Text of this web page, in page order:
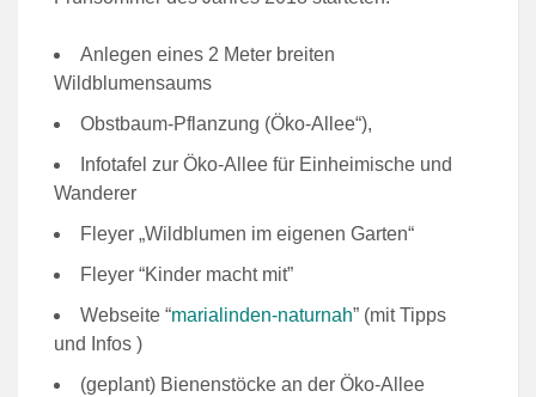
Anlegen eines 2 Meter breiten
Wildblumensaums
Obstbaum-Pflanzung (Öko-Allee“),
Infotafel zur Öko-Allee für Einheimische und
Wanderer
Fleyer „Wildblumen im eigenen Garten“
Fleyer “Kinder macht mit”
Webseite “marialinden-naturnah” (mit Tipps
und Infos )
(geplant) Bienenstöcke an der Öko-Allee